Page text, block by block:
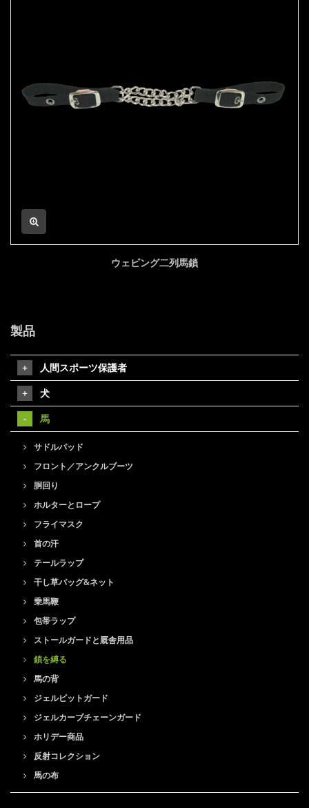
ウェビング二列馬鎖
製品
人間スポーツ保護者
犬
馬
サドルパッド
フロント／アンクルブーツ
胴回り
ホルターとロープ
フライマスク
首の汗
テールラップ
干し草バッグ&ネット
乗馬鞭
包帯ラップ
ストールガードと厩舎用品
鎖を縛る
馬の背
ジェルビットガード
ジェルカーブチェーンガード
ホリデー商品
反射コレクション
馬の布